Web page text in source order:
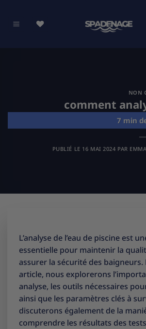
contenu
NON
comment
PUBLIÉ LE 16 MAI 2024 PAR
L’analyse de l’eau de piscine est
essentielle pour maintenir la
assurer la sécurité des baigneurs.
article, nous explorerons
analyse, les outils nécessaires
ainsi que les paramètres clés à
discuterons également de la
comprendre les résultats des tests